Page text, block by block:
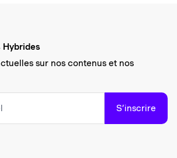
Hybrides
sur nos contenus et nos
S’inscrire